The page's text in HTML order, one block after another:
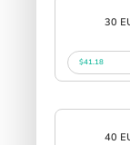
30
$41.18
40